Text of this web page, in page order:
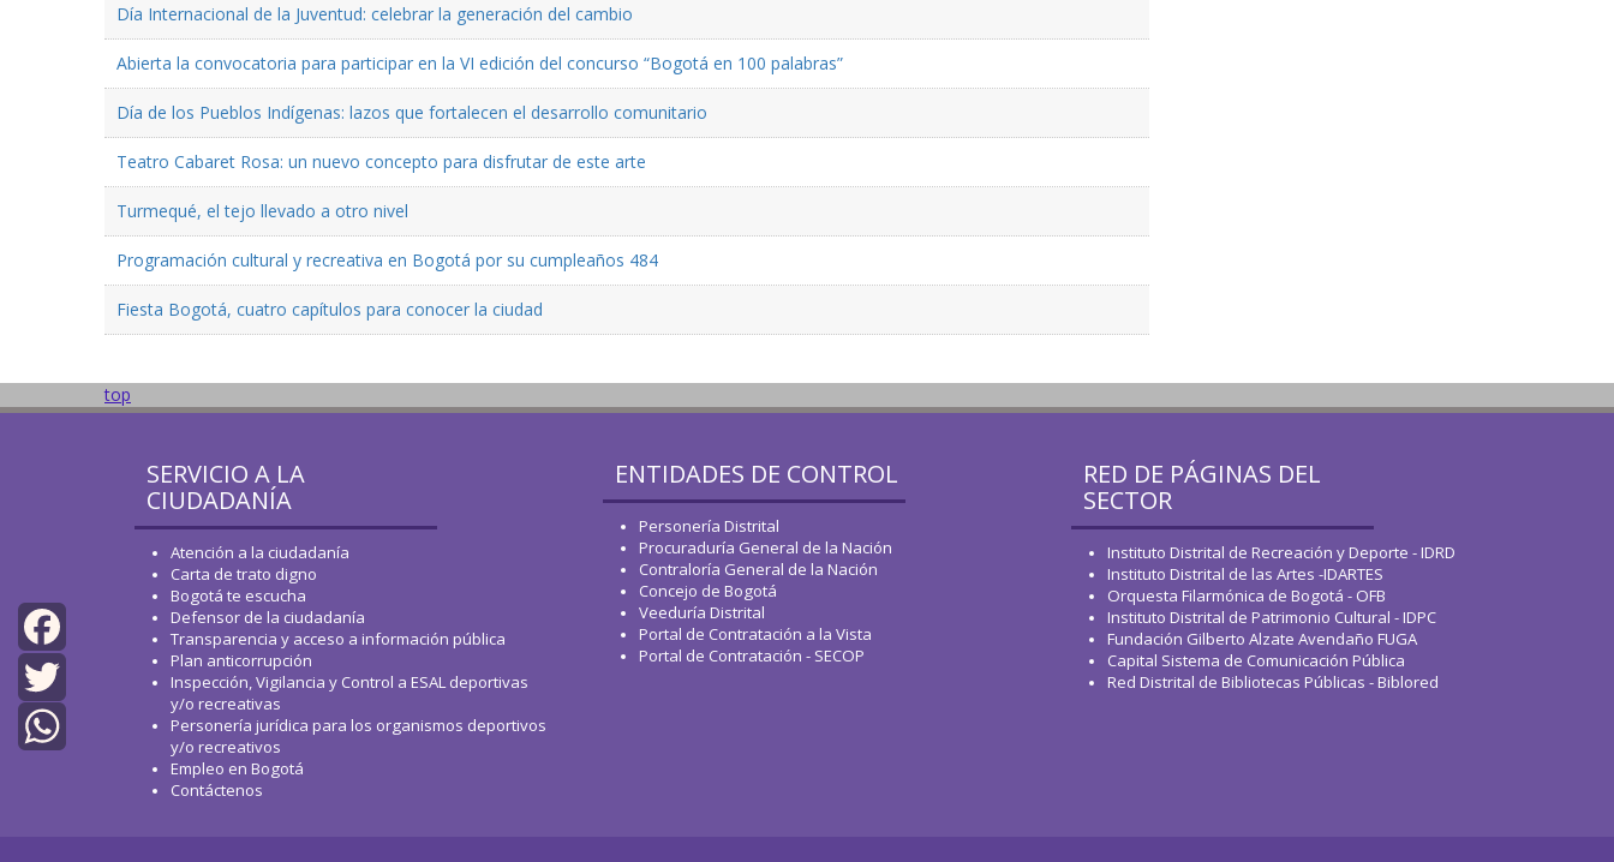
Facebook
Twitter
Día Internacional de la Juventud: celebrar la generación del cambio
Abierta la convocatoria para participar en la VI edición del concurso “Bogotá en 100 palabras”
Día de los Pueblos Indígenas: lazos que fortalecen el desarrollo comunitario
Teatro Cabaret Rosa: un nuevo concepto para disfrutar de este arte
Turmequé, el tejo llevado a otro nivel
Programación cultural y recreativa en Bogotá por su cumpleaños 484
Fiesta Bogotá, cuatro capítulos para conocer la ciudad
top
SERVICIO A LA
CIUDADANÍA
Atención a la ciudadanía
Carta de trato digno
Bogotá te escucha
Defensor de la ciudadanía
Transparencia y acceso a información pública
Plan anticorrupción
Inspección, Vigilancia y Control a ESAL deportivas
y/o recreativas
Personería jurídica para los organismos deportivos
y/o recreativos
Empleo en Bogotá
Contáctenos
ENTIDADES DE CONTROL
Personería Distrital
Procuraduría General de la Nación
Contraloría General de la Nación
Concejo de Bogotá
Veeduría Distrital
Portal de Contratación a la Vista
Portal de Contratación - SECOP
RED DE PÁGINAS DEL
SECTOR
Instituto Distrital de Recreación y Deporte - IDRD
Instituto Distrital de las Artes -IDARTES
Orquesta Filarmónica de Bogotá - OFB
Instituto Distrital de Patrimonio Cultural - IDPC
Fundación Gilberto Alzate Avendaño FUGA
Capital Sistema de Comunicación Pública
Red Distrital de Bibliotecas Públicas - Biblored